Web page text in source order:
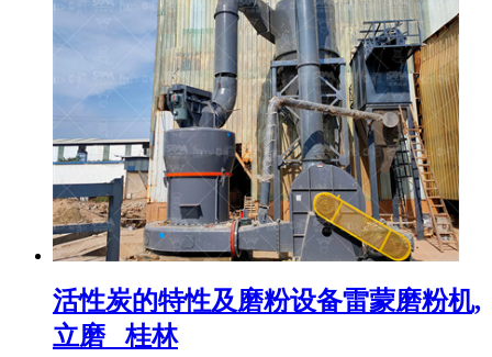
活性炭的特性及磨粉设备雷蒙磨粉机,
立磨 _桂林